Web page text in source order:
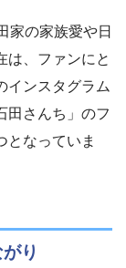
家の家族愛や日
は、ファンにと
インスタグラム
田さんち」のフ
となっていま
り